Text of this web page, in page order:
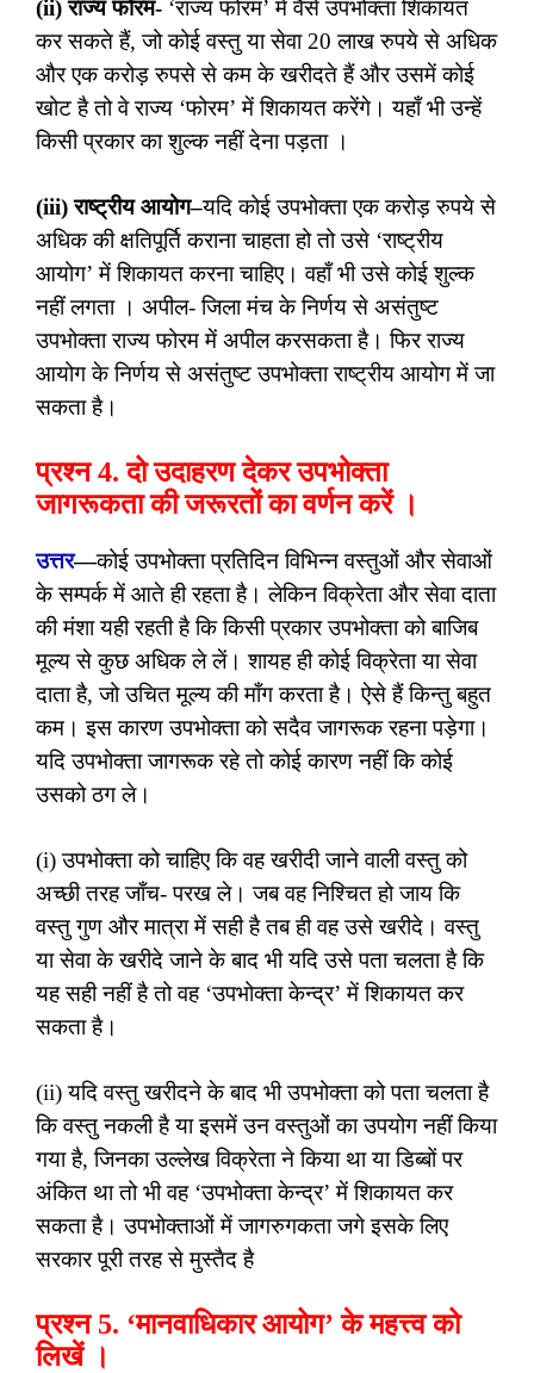
(ii) राज्य फोरम- ‘राज्य फोरम’ में वैसे उपभोक्ता शिकायत
कर सकते हैं, जो कोई वस्तु या सेवा 20 लाख रुपये से अधिक
और एक करोड़ रुपसे से कम के खरीदते हैं और उसमें कोई
खोट है तो वे राज्य ‘फोरम’ में शिकायत करेंगे। यहाँ भी उन्हें
किसी प्रकार का शुल्क नहीं देना पड़ता ।
(iii) राष्ट्रीय आयोग–यदि कोई उपभोक्ता एक करोड़ रुपये से
अधिक की क्षतिपूर्ति कराना चाहता हो तो उसे ‘राष्ट्रीय
आयोग’ में शिकायत करना चाहिए। वहाँ भी उसे कोई शुल्क
नहीं लगता । अपील- जिला मंच के निर्णय से असंतुष्ट
उपभोक्ता राज्य फोरम में अपील करसकता है। फिर राज्य
आयोग के निर्णय से असंतुष्ट उपभोक्ता राष्ट्रीय आयोग में जा
सकता है।
प्रश्न 4. दो उदाहरण देकर उपभोक्ता
जागरूकता की जरूरतों का वर्णन करें ।
उत्तर—कोई उपभोक्ता प्रतिदिन विभिन्न वस्तुओं और सेवाओं
के सम्पर्क में आते ही रहता है। लेकिन विक्रेता और सेवा दाता
की मंशा यही रहती है कि किसी प्रकार उपभोक्ता को बाजिब
मूल्य से कुछ अधिक ले लें। शायह ही कोई विक्रेता या सेवा
दाता है, जो उचित मूल्य की माँग करता है। ऐसे हैं किन्तु बहुत
कम। इस कारण उपभोक्ता को सदैव जागरूक रहना पड़ेगा।
यदि उपभोक्ता जागरूक रहे तो कोई कारण नहीं कि कोई
उसको ठग ले।
(i) उपभोक्ता को चाहिए कि वह खरीदी जाने वाली वस्तु को
अच्छी तरह जाँच- परख ले। जब वह निश्चित हो जाय कि
वस्तु गुण और मात्रा में सही है तब ही वह उसे खरीदे। वस्तु
या सेवा के खरीदे जाने के बाद भी यदि उसे पता चलता है कि
यह सही नहीं है तो वह ‘उपभोक्ता केन्द्र’ में शिकायत कर
सकता है।
(ii) यदि वस्तु खरीदने के बाद भी उपभोक्ता को पता चलता है
कि वस्तु नकली है या इसमें उन वस्तुओं का उपयोग नहीं किया
गया है, जिनका उल्लेख विक्रेता ने किया था या डिब्बों पर
अंकित था तो भी वह ‘उपभोक्ता केन्द्र’ में शिकायत कर
सकता है। उपभोक्ताओं में जागरुगकता जगे इसके लिए
सरकार पूरी तरह से मुस्तैद है
प्रश्न 5. ‘मानवाधिकार आयोग’ के महत्त्व को
लिखें ।